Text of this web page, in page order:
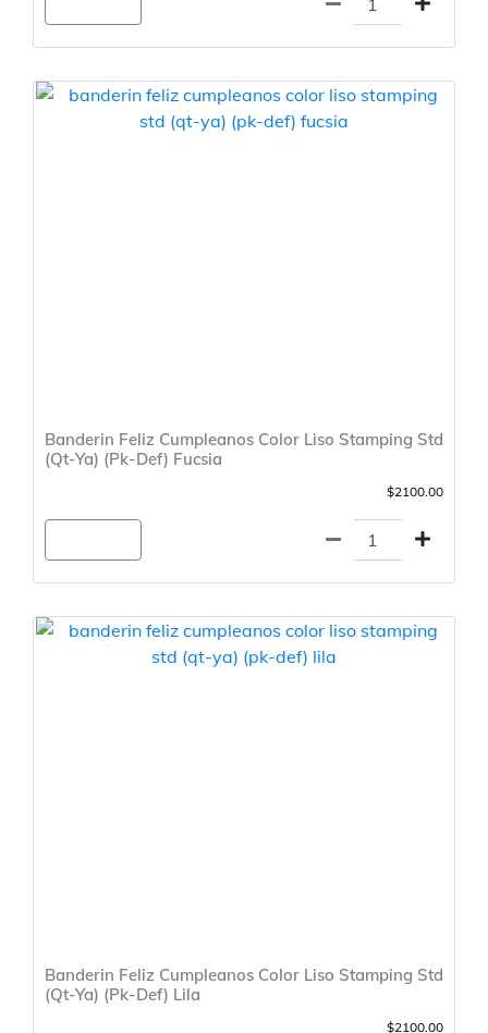
Banderin Feliz Cumpleanos Color Liso Stamping Std
(Qt-Ya) (Pk-Def) Fucsia
$2100.00
Banderin Feliz Cumpleanos Color Liso Stamping Std
(Qt-Ya) (Pk-Def) Lila
$2100.00